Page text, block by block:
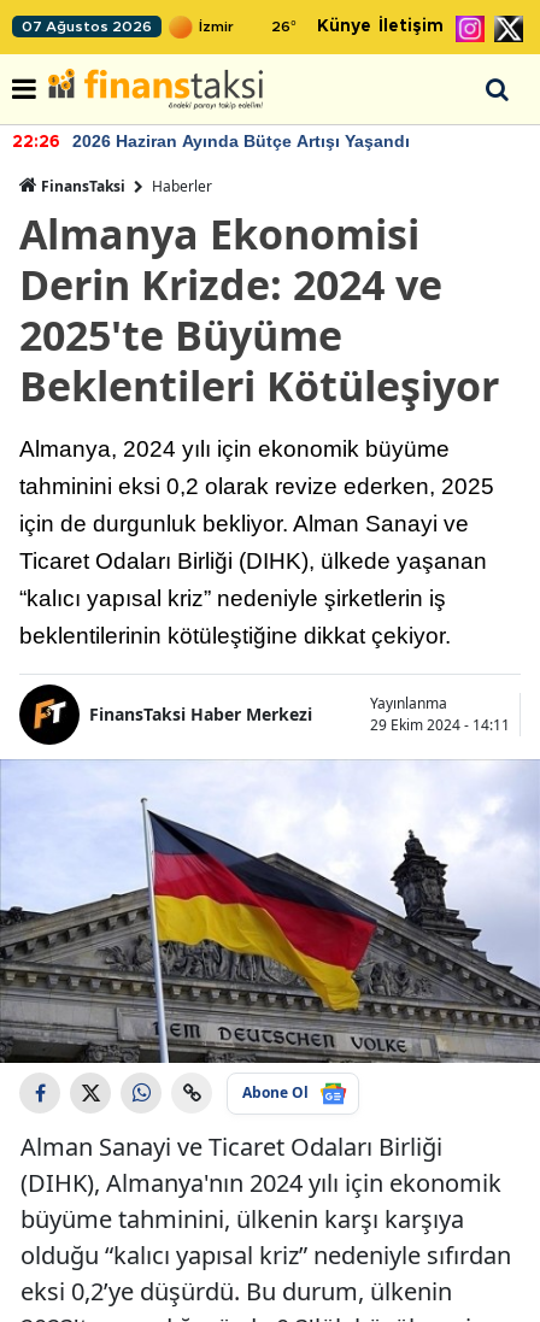
07 Ağustos 2026 26° Künye İletişim
22:26 2026 Haziran Ayında Bütçe Artışı Yaşandı
FinansTaksi Haberler
Almanya Ekonomisi
Derin Krizde: 2024 ve
2025'te Büyüme
Beklentileri Kötüleşiyor
Almanya, 2024 yılı için ekonomik büyüme
tahminini eksi 0,2 olarak revize ederken, 2025
için de durgunluk bekliyor. Alman Sanayi ve
Ticaret Odaları Birliği (DIHK), ülkede yaşanan
“kalıcı yapısal kriz” nedeniyle şirketlerin iş
beklentilerinin kötüleştiğine dikkat çekiyor.
FinansTaksi Haber Merkezi
Yayınlanma
29 Ekim 2024 - 14:11
Abone Ol
Alman Sanayi ve Ticaret Odaları Birliği
(DIHK), Almanya'nın 2024 yılı için ekonomik
büyüme tahminini, ülkenin karşı karşıya
olduğu “kalıcı yapısal kriz” nedeniyle sıfırdan
eksi 0,2’ye düşürdü. Bu durum, ülkenin